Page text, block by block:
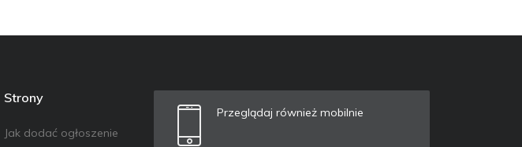
Strony
Jak dodać ogłoszenie
Przeglądaj również mobilnie